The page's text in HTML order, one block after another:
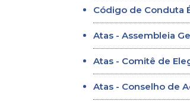
Código de Conduta
Atas - Assembleia
Atas - Comitê de
Atas - Conselho de